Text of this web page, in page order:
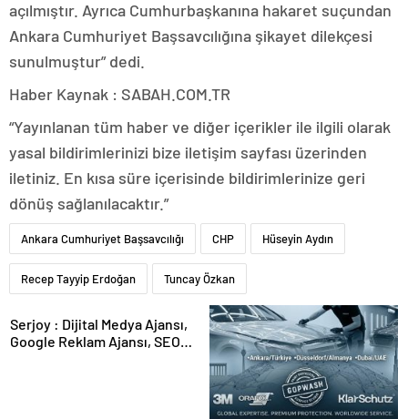
açılmıştır. Ayrıca Cumhurbaşkanına hakaret suçundan
Ankara Cumhuriyet Başsavcılığına şikayet dilekçesi
sunulmuştur” dedi.
Haber Kaynak : SABAH.COM.TR
“Yayınlanan tüm haber ve diğer içerikler ile ilgili olarak
yasal bildirimlerinizi bize iletişim sayfası üzerinden
iletiniz. En kısa süre içerisinde bildirimlerinize geri
dönüş sağlanılacaktır.”
Ankara Cumhuriyet Başsavcılığı CHP Hüseyin Aydın
Recep Tayyip Erdoğan Tuncay Özkan
Serjoy : Dijital Medya Ajansı,
Google Reklam Ajansı, SEO